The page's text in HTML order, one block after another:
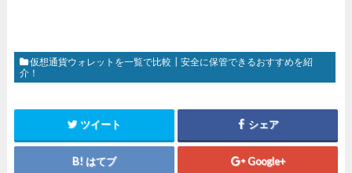
仮想通貨ウォレットを一覧で比較┃安全に保管できるおすすめを紹
介！
ツイート シェア
はてブ Google+